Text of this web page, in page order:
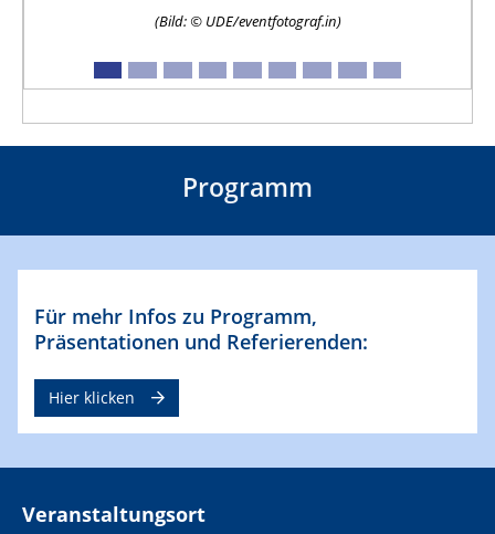
(Bild: © UDE/eventfotograf.in)
Programm
Für mehr Infos zu Programm,
Präsentationen und Referierenden:
Hier klicken
Veranstaltungsort